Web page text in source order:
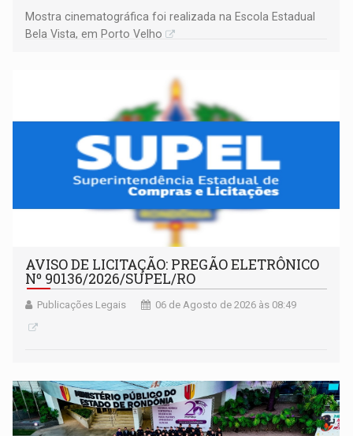
Mostra cinematográfica foi realizada na Escola Estadual
Bela Vista, em Porto Velho
AVISO DE LICITAÇÃO: PREGÃO ELETRÔNICO
Nº 90136/2026/SUPEL/RO
Publicações Legais 06 de Agosto de 2026 às 08:49